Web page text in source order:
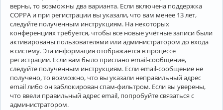
верны, то возможны два варианта. Если включена поддержка
COPPA и при регистрации вы указали, что вам менее 13 лет,
следуйте полученным инструкциям. На некоторых
конференциях требуется, чтобы все новые учётные записи были
активированы пользователями или администратором до входа
в систему. Эта информация отображается в процессе
регистрации. Если вам было прислано email-сообщение,
следуйте полученным инструкциям. Если email-сообщение не
получено, то возможно, что вы указали неправильный адрес
email либо он заблокирован спам-фильтром. Если вы уверены,
что ввели правильный адрес email, попробуйте связаться с
администратором.